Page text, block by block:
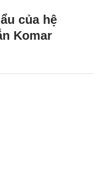
của hệ
Komar